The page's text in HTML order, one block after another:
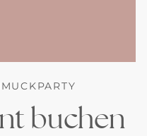
buchen